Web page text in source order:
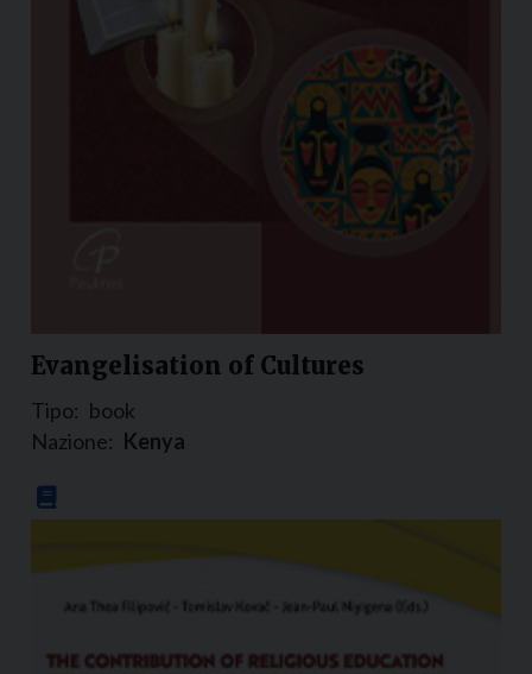
Evangelisation of Cultures
Tipo: book
Nazione: Kenya